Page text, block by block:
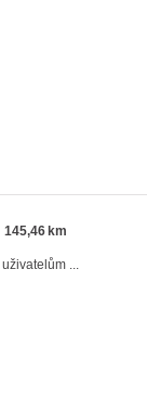
145,46 km
...